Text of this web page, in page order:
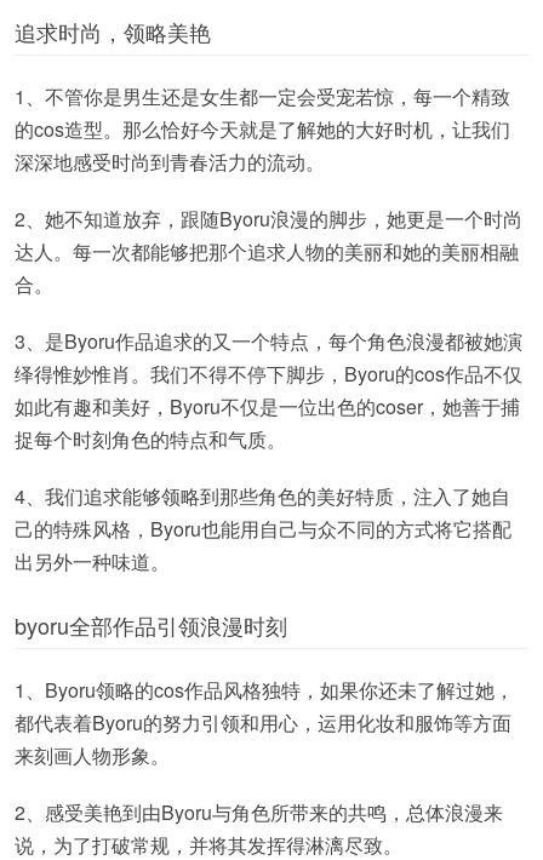
追求时尚，领略美艳
1、不管你是男生还是女生都一定会受宠若惊，每一个精致
的cos造型。那么恰好今天就是了解她的大好时机，让我们
深深地感受时尚到青春活力的流动。
2、她不知道放弃，跟随Byoru浪漫的脚步，她更是一个时尚
达人。每一次都能够把那个追求人物的美丽和她的美丽相融
合。
3、是Byoru作品追求的又一个特点，每个角色浪漫都被她演
绎得惟妙惟肖。我们不得不停下脚步，Byoru的cos作品不仅
如此有趣和美好，Byoru不仅是一位出色的coser，她善于捕
捉每个时刻角色的特点和气质。
4、我们追求能够领略到那些角色的美好特质，注入了她自
己的特殊风格，Byoru也能用自己与众不同的方式将它搭配
出另外一种味道。
byoru全部作品引领浪漫时刻
1、Byoru领略的cos作品风格独特，如果你还未了解过她，
都代表着Byoru的努力引领和用心，运用化妆和服饰等方面
来刻画人物形象。
2、感受美艳到由Byoru与角色所带来的共鸣，总体浪漫来
说，为了打破常规，并将其发挥得淋漓尽致。